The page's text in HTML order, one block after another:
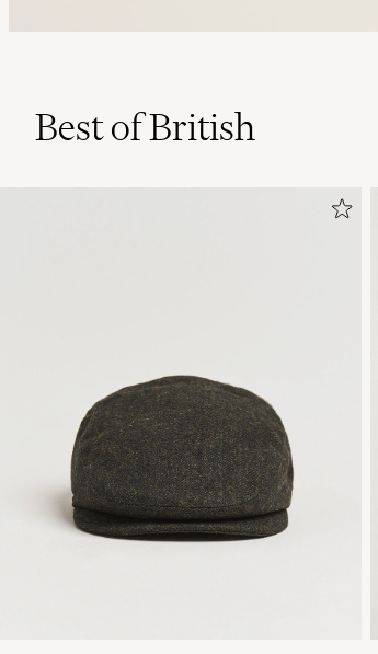
Best of British